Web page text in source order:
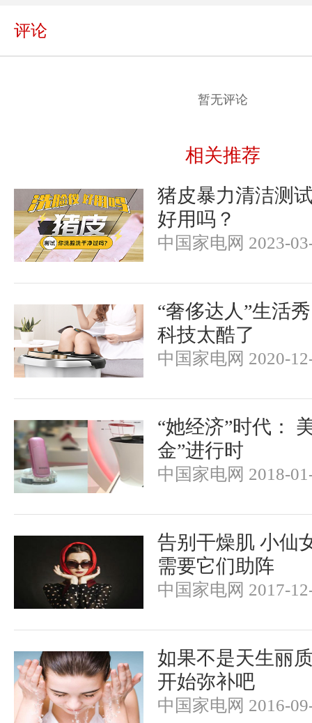
评论
暂无评论
相关推荐
猪皮暴力清洁测
好用吗？
中国家电网 2023-
“奢侈达人”生活
科技太酷了
中国家电网 2020-
“她经济”时代：
金”进行时
中国家电网 2018-
告别干燥肌 小仙
需要它们助阵
中国家电网 2017-
如果不是天生丽
开始弥补吧
中国家电网 2016-